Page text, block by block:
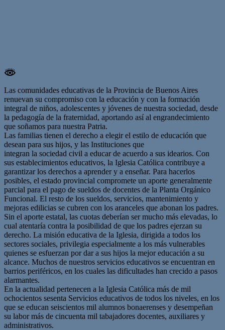
Las comunidades educativas de la Provincia de Buenos Aires
renuevan su compromiso con la educación y con la formación
integral de niños, adolescentes y jóvenes de nuestra sociedad, desde
la pedagogía de la fraternidad, aportando así al engrandecimiento
que soñamos para nuestra Patria.
Las familias tienen el derecho a elegir el estilo de educación que
desean para sus hijos, y las Instituciones que
integran la sociedad civil a educar de acuerdo a sus idearios. Con
sus establecimientos educativos, la Iglesia Católica contribuye a
garantizar los derechos a aprender y a enseñar. Para hacerlos
posibles, el estado provincial compromete un aporte generalmente
parcial para el pago de sueldos de docentes de la Planta Orgánico
Funcional. El resto de los sueldos, servicios, mantenimiento y
mejoras edilicias se cubren con los aranceles que abonan los padres.
Sin el aporte estatal, las cuotas deberían ser mucho más elevadas, lo
cual atentaría contra la posibilidad de que los padres ejerzan su
derecho. La misión educativa de la Iglesia, dirigida a todos los
sectores sociales, privilegia especialmente a los más vulnerables
quienes se esfuerzan por dar a sus hijos la mejor educación a su
alcance. Muchos de nuestros servicios educativos se encuentran en
barrios periféricos, en los cuales las dificultades han crecido a pasos
alarmantes.
En la actualidad pertenecen a la Iglesia Católica más de mil
ochocientos sesenta Servicios educativos de todos los niveles, en los
que se educan seiscientos mil alumnos bonaerenses y desempeñan
su labor más de cincuenta mil tabajadores docentes, auxiliares y
administrativos.